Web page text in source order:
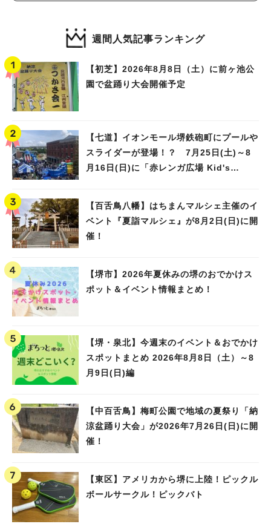
週間人気記事ランキング
【初芝】2026年8月8日（土）に前ヶ池公
園で盆踊り大会開催予定
【七道】イオンモール堺鉄砲町にプールや
スライダーが登場！？ 7月25日(土)～8
月16日(日)に「赤レンガ広場 Kid's
【百舌鳥八幡】はちまんマルシェ主催のイ
ベント『夏詣マルシェ』が8月2日(日)に開
催！
【堺市】2026年夏休みの堺のおでかけス
ポット＆イベント情報まとめ！
【堺・泉北】今週末のイベント＆おでかけ
スポットまとめ 2026年8月8日（土）～8
月9日(日)編
【中百舌鳥】梅町公園で地域の夏祭り「納
涼盆踊り大会」が2026年7月26日(日)に開
催！
【東区】アメリカから堺に上陸！ピックル
ボールサークル！ピックバト